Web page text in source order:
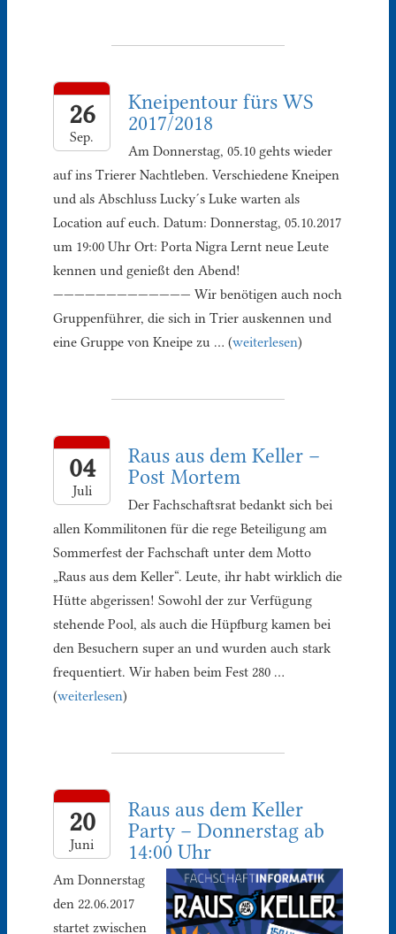
26
Sep.
Kneipentour fürs WS
2017/2018
Am Donnerstag, 05.10 gehts wieder
auf ins Trierer Nachtleben. Verschiedene Kneipen
und als Abschluss Lucky´s Luke warten als
Location auf euch. Datum: Donnerstag, 05.10.2017
um 19:00 Uhr Ort: Porta Nigra Lernt neue Leute
kennen und genießt den Abend!
————————————— Wir benötigen auch noch
Gruppenführer, die sich in Trier auskennen und
eine Gruppe von Kneipe zu … (weiterlesen)
04
Juli
Raus aus dem Keller –
Post Mortem
Der Fachschaftsrat bedankt sich bei
allen Kommilitonen für die rege Beteiligung am
Sommerfest der Fachschaft unter dem Motto
„Raus aus dem Keller“. Leute, ihr habt wirklich die
Hütte abgerissen! Sowohl der zur Verfügung
stehende Pool, als auch die Hüpfburg kamen bei
den Besuchern super an und wurden auch stark
frequentiert. Wir haben beim Fest 280 …
(weiterlesen)
20
Juni
Raus aus dem Keller
Party – Donnerstag ab
14:00 Uhr
Am Donnerstag
den 22.06.2017
startet zwischen